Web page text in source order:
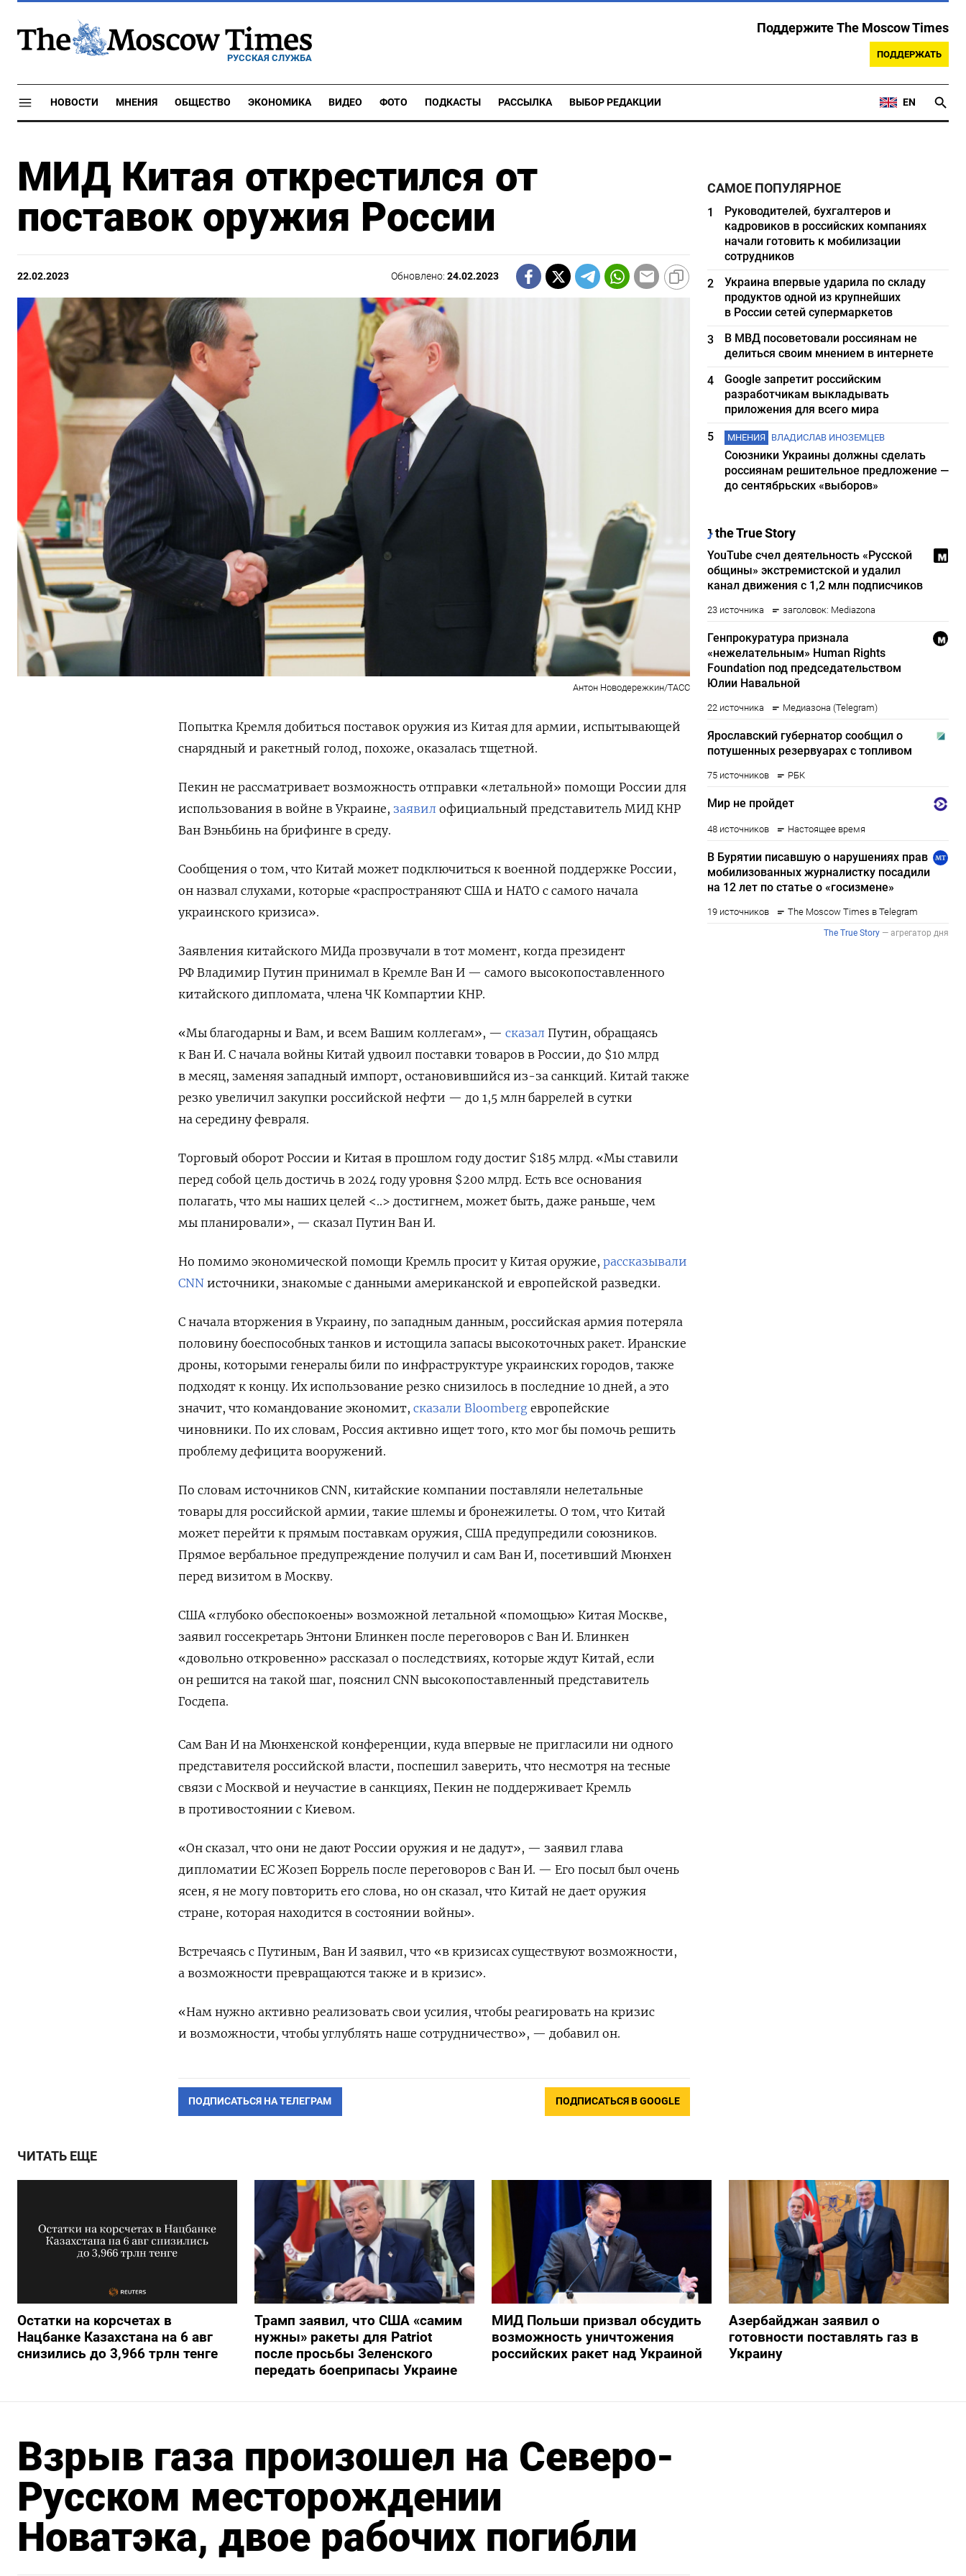
РУССКАЯ СЛУЖБА
Поддержите The Moscow Times
ПОДДЕРЖАТЬ
НОВОСТИ МНЕНИЯ ОБЩЕСТВО ЭКОНОМИКА ВИДЕО ФОТО ПОДКАСТЫ РАССЫЛКА ВЫБОР РЕДАКЦИИ EN
МИД Китая открестился от
поставок оружия России
22.02.2023 Обновлено:24.02.2023
Антон Новодережкин/ТАСС
Попытка Кремля добиться поставок оружия из Китая для армии, испытывающей
снарядный и ракетный голод, похоже, оказалась тщетной.
Пекин не рассматривает возможность отправки «летальной» помощи России для
использования в войне в Украине, заявил официальный представитель МИД КНР
Ван Вэньбинь на брифинге в среду.
Сообщения о том, что Китай может подключиться к военной поддержке России,
он назвал слухами, которые «распространяют США и НАТО с самого начала
украинского кризиса».
Заявления китайского МИДа прозвучали в тот момент, когда президент
РФ Владимир Путин принимал в Кремле Ван И — самого высокопоставленного
китайского дипломата, члена ЧК Компартии КНР.
«Мы благодарны и Вам, и всем Вашим коллегам», — сказал Путин, обращаясь
к Ван И. С начала войны Китай удвоил поставки товаров в России, до $10 млрд
в месяц, заменяя западный импорт, остановившийся из-за санкций. Китай также
резко увеличил закупки российской нефти — до 1,5 млн баррелей в сутки
на середину февраля.
Торговый оборот России и Китая в прошлом году достиг $185 млрд. «Мы ставили
перед собой цель достичь в 2024 году уровня $200 млрд. Есть все основания
полагать, что мы наших целей <..> достигнем, может быть, даже раньше, чем
мы планировали», — сказал Путин Ван И.
Но помимо экономической помощи Кремль просит у Китая оружие, рассказывали
CNN источники, знакомые с данными американской и европейской разведки.
С начала вторжения в Украину, по западным данным, российская армия потеряла
половину боеспособных танков и истощила запасы высокоточных ракет. Иранские
дроны, которыми генералы били по инфраструктуре украинских городов, также
подходят к концу. Их использование резко снизилось в последние 10 дней, а это
значит, что командование экономит, сказали Bloomberg европейские
чиновники. По их словам, Россия активно ищет того, кто мог бы помочь решить
проблему дефицита вооружений.
По словам источников CNN, китайские компании поставляли нелетальные
товары для российской армии, такие шлемы и бронежилеты. О том, что Китай
может перейти к прямым поставкам оружия, США предупредили союзников.
Прямое вербальное предупреждение получил и сам Ван И, посетивший Мюнхен
перед визитом в Москву.
США «глубоко обеспокоены» возможной летальной «помощью» Китая Москве,
заявил госсекретарь Энтони Блинкен после переговоров с Ван И. Блинкен
«довольно откровенно» рассказал о последствиях, которые ждут Китай, если
он решится на такой шаг, пояснил СNN высокопоставленный представитель
Госдепа.
Сам Ван И на Мюнхенской конференции, куда впервые не пригласили ни одного
представителя российской власти, поспешил заверить, что несмотря на тесные
связи с Москвой и неучастие в санкциях, Пекин не поддерживает Кремль
в противостоянии с Киевом.
«Он сказал, что они не дают России оружия и не дадут», — заявил глава
дипломатии ЕС Жозеп Боррель после переговоров с Ван И. — Его посыл был очень
ясен, я не могу повторить его слова, но он сказал, что Китай не дает оружия
стране, которая находится в состоянии войны».
Встречаясь с Путиным, Ван И заявил, что «в кризисах существуют возможности,
а возможности превращаются также и в кризис».
«Нам нужно активно реализовать свои усилия, чтобы реагировать на кризис
и возможности, чтобы углублять наше сотрудничество», — добавил он.
ПОДПИСАТЬСЯ НА ТЕЛЕГРАМ ПОДПИСАТЬСЯ В GOOGLE
САМОЕ ПОПУЛЯРНОЕ
1
Руководителей, бухгалтеров и
кадровиков в российских компаниях
начали готовить к мобилизации
сотрудников
2
Украина впервые ударила по складу
продуктов одной из крупнейших
в России сетей супермаркетов
3
В МВД посоветовали россиянам не
делиться своим мнением в интернете
4
Google запретит российским
разработчикам выкладывать
приложения для всего мира
5
МНЕНИЯ ВЛАДИСЛАВ ИНОЗЕМЦЕВ
Союзники Украины должны сделать
россиянам решительное предложение —
до сентябрьских «выборов»
ЧИТАТЬ ЕЩЕ
Остатки на корсчетах в
Нацбанке Казахстана на 6 авг
снизились до 3,966 трлн тенге
Трамп заявил, что США «самим
нужны» ракеты для Patriot
после просьбы Зеленского
передать боеприпасы Украине
МИД Польши призвал обсудить
возможность уничтожения
российских ракет над Украиной
Азербайджан заявил о
готовности поставлять газ в
Украину
Взрыв газа произошел на Северо-
Русском месторождении
Новатэка, двое рабочих погибли